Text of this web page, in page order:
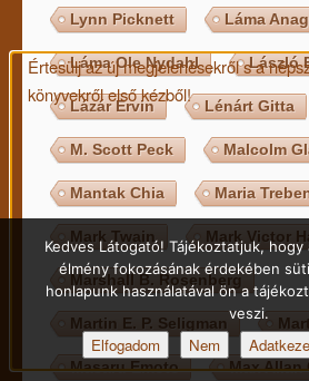
Lynn Picknett Láma
Láma Ole Nydahl László
Lázár Ervin Lénárt Gitta
M. Scott Peck Malcolm
Mantak Chia Maria
Mark Twain Mark Victor
Marshall B. Rosenberg
Martin E. P. Seligman
Masaru Emoto Max Allan
Értesülj az új megjelenésekről s a
könyvekről első kézből!
Kedves Látogató! Tájékoztatjuk,
élmény fokozásának érdekében
honlapunk használatával ön a
veszi.
Elfogadom Nem